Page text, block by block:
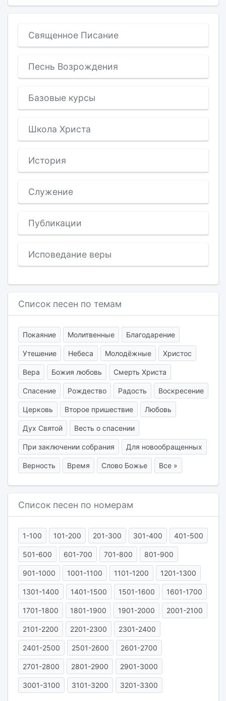
Священное Писание
Песнь Возрождения
Базовые курсы
Школа Христа
История
Служение
Публикации
Исповедание веры
Список песен по темам
Покаяние Молитвенные Благодарение
Утешение Небеса Молодёжные Христос
Вера Божия любовь Смерть Христа
Спасение Рождество Радость Воскресение
Церковь Второе пришествие Любовь
Дух Святой Весть о спасении
При заключении собрания Для новообращенных
Верность Время Слово Божье Все »
Список песен по номерам
1-100 101-200 201-300 301-400 401-500
501-600 601-700 701-800 801-900
901-1000 1001-1100 1101-1200 1201-1300
1301-1400 1401-1500 1501-1600 1601-1700
1701-1800 1801-1900 1901-2000 2001-2100
2101-2200 2201-2300 2301-2400
2401-2500 2501-2600 2601-2700
2701-2800 2801-2900 2901-3000
3001-3100 3101-3200 3201-3300